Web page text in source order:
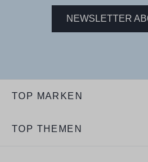
NEWSLETTER
TOP MARKEN
TOP THEMEN